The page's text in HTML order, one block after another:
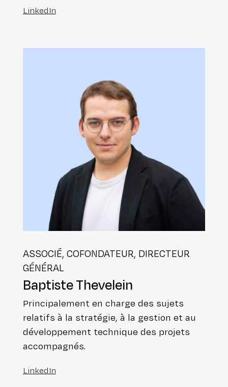
LinkedIn
ASSOCIÉ, COFON­DA­TEUR, DIRECTEUR
GÉNÉRAL
Baptiste Thevelein
Prin­ci­pa­le­ment en charge des sujets
relatifs à la stratégie, à la gestion et au
déve­lop­pe­ment technique des projets
accompagnés.
LinkedIn